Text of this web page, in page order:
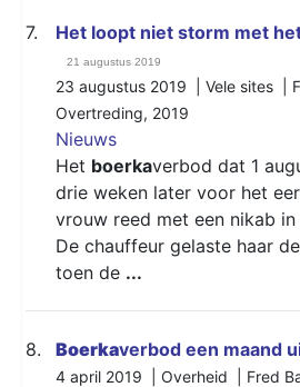
7. Het loopt niet storm met
21 augustus 2019
23 augustus 2019 | Vele sites |
Overtreding, 2019
Nieuws
Het boerkaverbod dat 1
drie weken later voor het
vrouw reed met een nikab
De chauffeur gelaste haar
toen de ...
8. Boerkaverbod een maand
4 april 2019 | Overheid | Fred